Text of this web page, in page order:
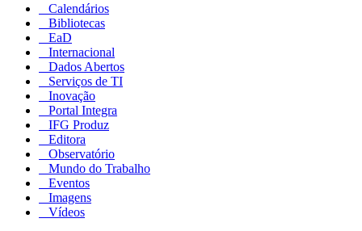
Calendários
Bibliotecas
EaD
Internacional
Dados Abertos
Serviços de TI
Inovação
Portal Integra
IFG Produz
Editora
Observatório
Mundo do Trabalho
Eventos
Imagens
Vídeos